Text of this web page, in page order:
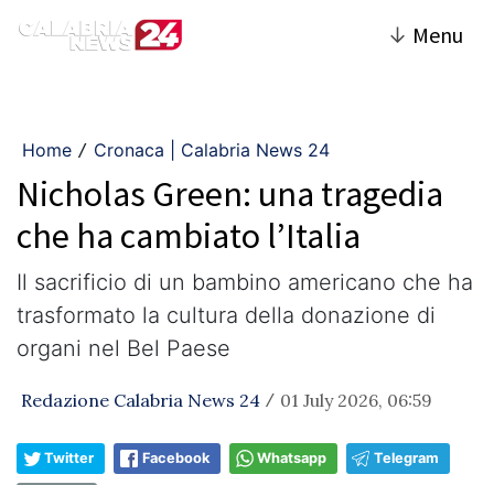
↓ Menu
Home / Cronaca | Calabria News 24
Nicholas Green: una tragedia
che ha cambiato l’Italia
Il sacrificio di un bambino americano che ha
trasformato la cultura della donazione di
organi nel Bel Paese
Redazione Calabria News 24 / 01 July 2026, 06:59
Twitter Facebook Whatsapp Telegram